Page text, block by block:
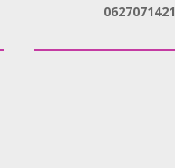
0627071421